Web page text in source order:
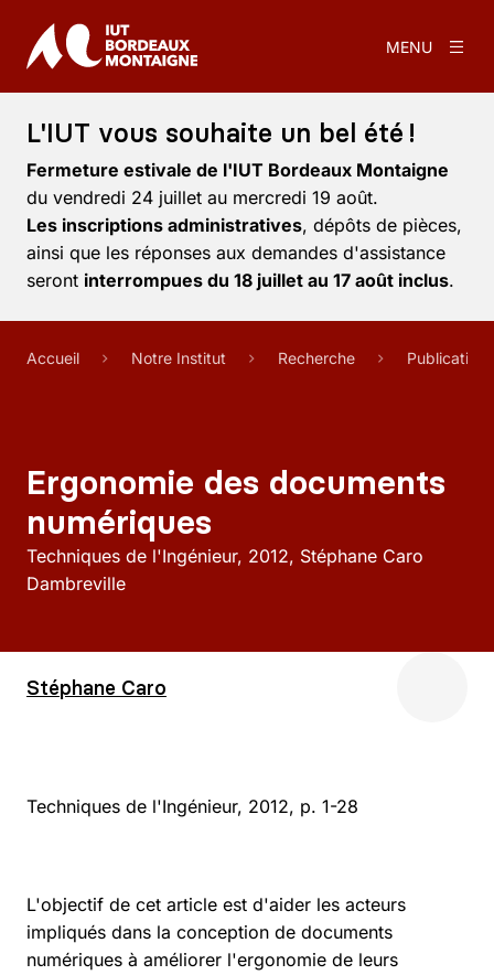
MENU
L'IUT vous souhaite un bel été !
Fermeture estivale de l'IUT Bordeaux Montaigne
du vendredi 24 juillet au mercredi 19 août.
Les inscriptions administratives, dépôts de pièces,
ainsi que les réponses aux demandes d'assistance
seront interrompues du 18 juillet au 17 août inclus.
Accueil Notre Institut Recherche
Ergonomie des documents
numériques
Techniques de l'Ingénieur 2012 Stéphane Caro
Dambreville
Stéphane Caro
Techniques de l'Ingénieur, 2012, p. 1-28
L'objectif de cet article est d'aider les acteurs
impliqués dans la conception de documents
numériques à améliorer l'ergonomie de leurs